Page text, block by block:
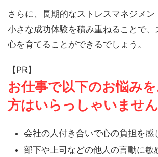
さらに、長期的なストレスマネジメン
小さな成功体験を積み重ねることで、
心を育てることができるでしょう。
【PR】
お仕事で以下のお悩み
方はいらっしゃいませ
会社の人付き合いで心の負担を感
部下や上司などの他人の言動に敏